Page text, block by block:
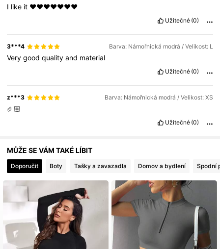
4.83 4.3M Sledující
4.3M Sledující
I like it ❤️❤️❤️❤️❤️❤️❤️
Užitečné (0)
3***4 Barva: Námořnická modrá / Velikost: L
Verygoodqualityand material
Užitečné (0)
z***3 Barva: Námořnická modrá / Velikost: XS
🤌🏼
Užitečné (0)
MŮŽE SE VÁM TAKÉ LÍBIT
Doporučit Boty Tašky a zavazadla Domov a bydlení Spodní